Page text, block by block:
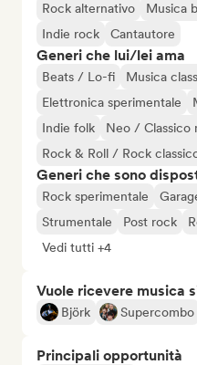
Rock alternativo Musica
Indie rock
Cantautore
Generi che lui/lei ama
Beats / Lo-fi Musica
Elettronica sperimentale
Indie folk
Neo / Classico
Rock & Roll / Rock
Generi che sono
Rock sperimentale
Strumentale
Post rock
Vedi tutti +4
Vuole ricevere musica
Björk Supercombo
Principali opportunità